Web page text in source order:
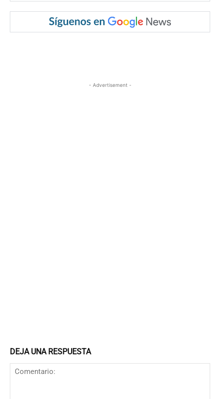
- Advertisement -
DEJA UNA RESPUESTA